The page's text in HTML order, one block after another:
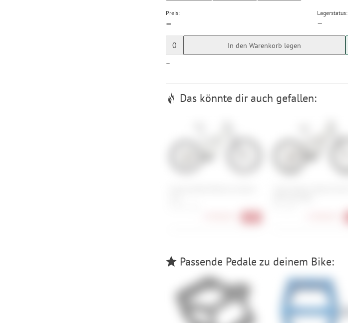
Preis:
—
Lagerstatus:
—
0 In den Warenkorb legen
—
Das könnte dir auch gefallen:
Passende Pedale zu deinem Bike: